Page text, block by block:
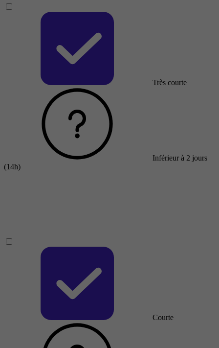
Très courte
Inférieur à 2 jours
(14h)
Courte